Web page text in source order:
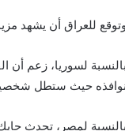
وتوقع للعراق أن يشهد
بالنسبة لسوريا، زعم أن
نوافذه حيث ستطل شخصية
بالنسبة لمصر، تحدث